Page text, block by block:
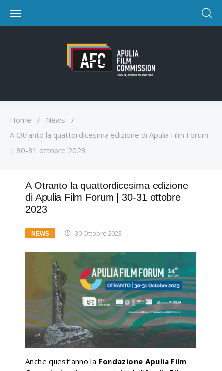
Home / News
/
A Otranto la quattordicesima edizione di Apulia Film Forum
| 30-31 ottobre 2023
A Otranto la quattordicesima edizione
di Apulia Film Forum | 30-31 ottobre
2023
NEWS 30 Ottobre 2023
Anche quest’anno la Fondazione Apulia Film